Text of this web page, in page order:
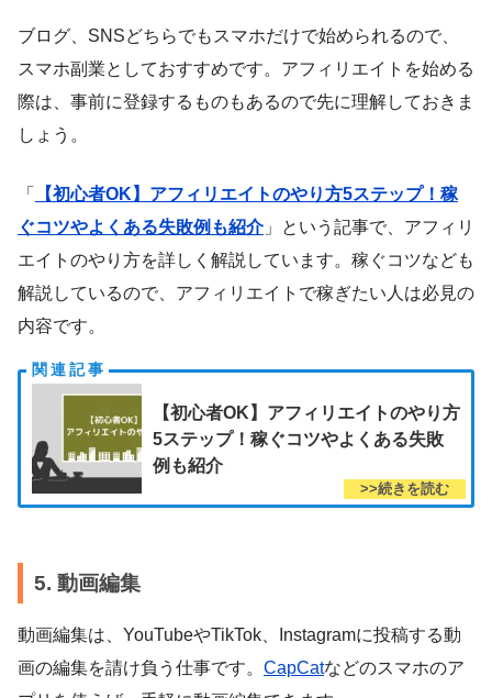
ブログ、SNSどちらでもスマホだけで始められるので、
スマホ副業としておすすめです。アフィリエイトを始める
際は、事前に登録するものもあるので先に理解しておきま
しょう。
「
【初心者OK】アフィリエイトのやり方5ステップ！稼
ぐコツやよくある失敗例も紹介」という記事で、アフィリ
エイトのやり方を詳しく解説しています。稼ぐコツなども
解説しているので、アフィリエイトで稼ぎたい人は必見の
内容です。
【初心者OK】アフィリエイトのやり方
5ステップ！稼ぐコツやよくある失敗
例も紹介
5. 動画編集
動画編集は、YouTubeやTikTok、Instagramに投稿する動
画の編集を請け負う仕事です。 CapCatなどのスマホのア